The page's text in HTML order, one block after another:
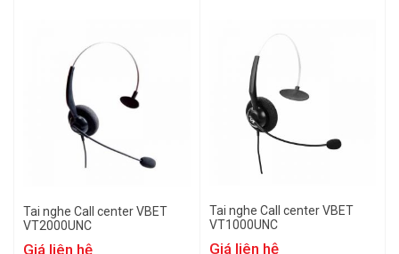
Tai nghe Call center VBET
VT2000UNC
Giá liên hệ
Tai nghe Call center VBET
VT1000UNC
Giá liên hệ